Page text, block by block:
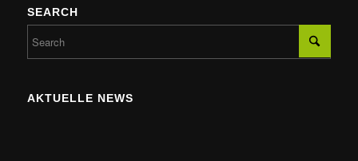
SEARCH
AKTUELLE NEWS